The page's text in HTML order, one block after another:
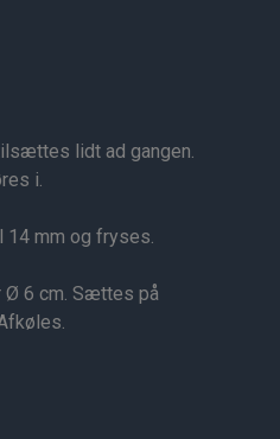
lidt ad gangen.
i.
14 mm og fryses.
Ø 6 cm. Sættes på